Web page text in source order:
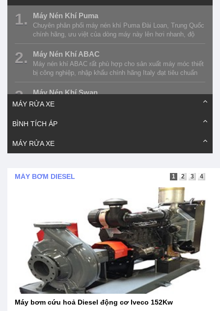
1. Máy Nén Khí Puma
Chuyên phân phối máy nén khí Puma Đài Loan, Trung Quốc
chính hãng, ưu việt của dòng máy này lên hơi nhanh, độ
bền cao, bình chứa dày dặn, dễ dàng bảo dưỡng
2. Máy Nén Khí ABAC
Máy nén khí ABAC rất phù hợp cho sản xuất máy móc thiết
bị công nghiệp, nhập khẩu chính hãng Italy đạt tiêu chuẩn
chất lượng cao của EU, giá thành cạnh tranh
3. Máy Nén Khí Swan
Chúng tôi chuyên phân phối máy nén khí Swan Đài Loan, có
chất lượng khí nén sạch, giá thành hợp lí nhất 2017
Đơn vị phân phối máy nén khí Fusheng nhập khẩu Đài Loan
5.
Chuyên phân phối máy nén khí Pegasus giá rẻ nhất thị
trường với chế độ hậu mãi, bảo hành chuyên nghiệp,
Pegasus được ưa chuộng bởi khả năng lên hơi nhanh, độ
MÁY RỬA XE
BÌNH TÍCH ÁP
MÁY RỬA XE
1 2 3 4
MÁY BƠM DIESEL
Máy bơm cứu hoả Diesel động cơ Iveco 152Kw